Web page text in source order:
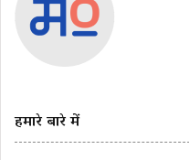
हमारे बारे में